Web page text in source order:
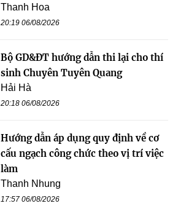
Thanh Hoa
20:19 06/08/2026
Bộ GD&ĐT hướng dẫn thi lại cho thí
sinh Chuyên Tuyên Quang
Hải Hà
20:18 06/08/2026
Hướng dẫn áp dụng quy định về cơ
cấu ngạch công chức theo vị trí việc
làm
Thanh Nhung
17:57 06/08/2026